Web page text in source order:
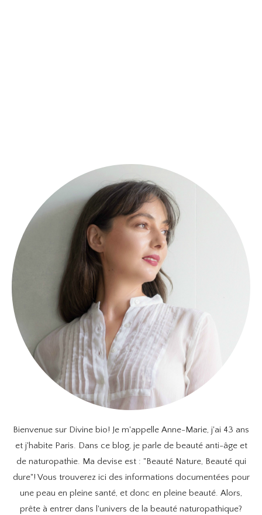
Bienvenue sur Divine bio! Je m'appelle Anne-Marie, j'ai 43 ans
et j'habite Paris. Dans ce blog, je parle de beauté anti-âge et
de naturopathie. Ma devise est : "Beauté Nature, Beauté qui
dure"! Vous trouverez ici des informations documentées pour
une peau en pleine santé, et donc en pleine beauté. Alors,
prête à entrer dans l'univers de la beauté naturopathique?